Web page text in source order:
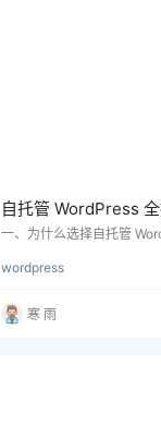
自托管 WordPress
优化，打造属于你的
一、为什么选择自托管
不开一个稳定、灵活的网
还是开发者都能轻松上手。
使用方式上，很多人会面
wordpress
寒 雨